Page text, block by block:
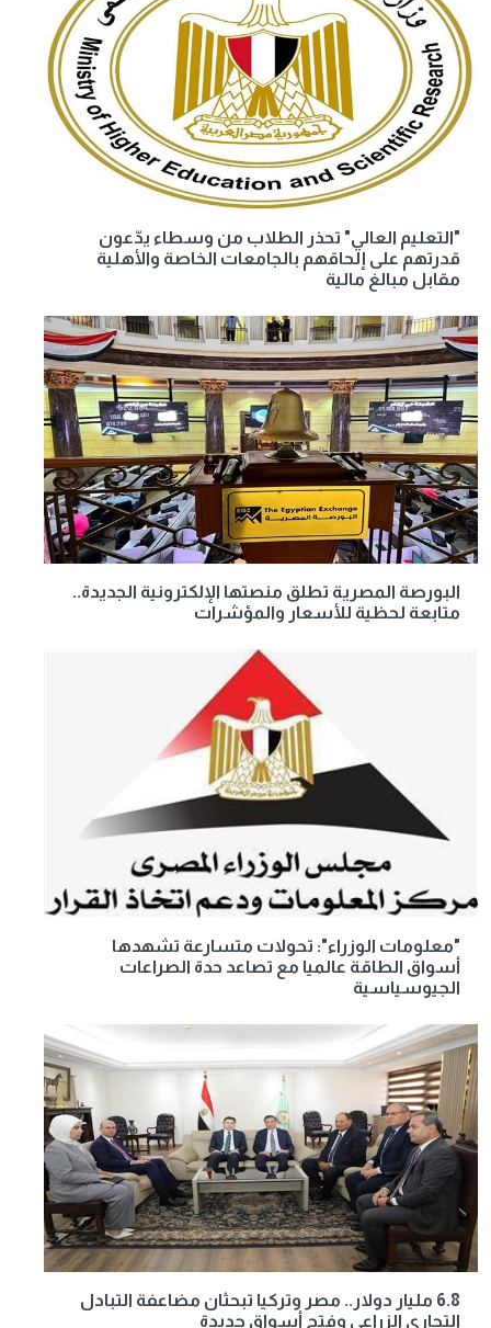
"التعليم العالي" تحذر الطلاب من وسطاء يدّعون
قدرتهم على إلحاقهم بالجامعات الخاصة والأهلية
مقابل مبالغ مالية
البورصة المصرية تطلق منصتها الإلكترونية الجديدة..
متابعة لحظية للأسعار والمؤشرات
"معلومات الوزراء": تحولات متسارعة تشهدها
أسواق الطاقة عالميا مع تصاعد حدة الصراعات
الجيوسياسية
6.8 مليار دولار.. مصر وتركيا تبحثان مضاعفة التبادل
التجاري الزراعي وفتح أسواق جديدة